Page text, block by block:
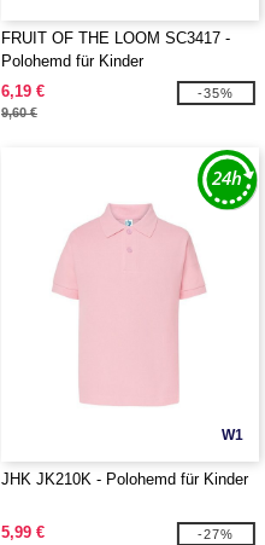
FRUIT OF THE LOOM SC3417 -
Polohemd für Kinder
6,19 €
9,60 €
-35%
W1
JHK JK210K - Polohemd für Kinder
5,99 € -27%